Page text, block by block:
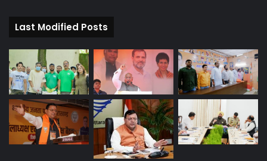
Last Modified Posts